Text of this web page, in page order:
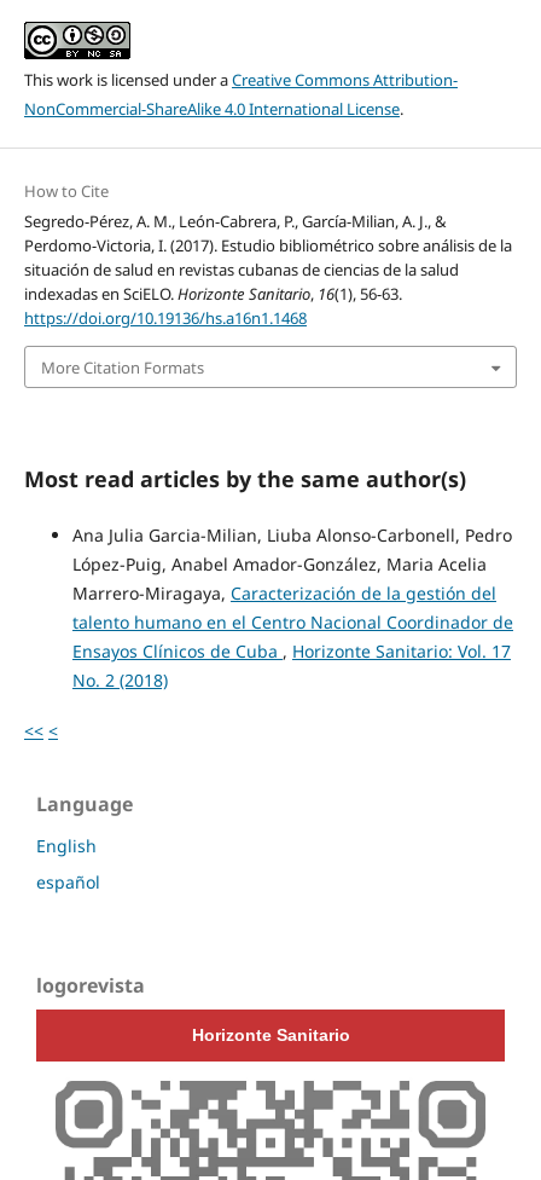
This work is licensed under aCreative Commons Attribution-
NonCommercial-ShareAlike 4.0 International License.
How to Cite
Segredo-Pérez, A. M., León-Cabrera, P., García-Milian, A. J., &
Perdomo-Victoria, I. (2017). Estudio bibliométrico sobre análisis de la
situación de salud en revistas cubanas de ciencias de la salud
indexadas en SciELO.Horizonte Sanitario, 16(1), 56-63.
https://doi.org/10.19136/hs.a16n1.1468
More Citation Formats
Most read articles by the same author(s)
Ana Julia Garcia-Milian, Liuba Alonso-Carbonell, Pedro
López-Puig, Anabel Amador-González, Maria Acelia
Marrero-Miragaya, Caracterización de la gestión del
talento humano en el Centro Nacional Coordinador de
Ensayos Clínicos de Cuba , Horizonte Sanitario: Vol. 17
No. 2 (2018)
<< <
Language
English
español
logorevista
Horizonte Sanitario